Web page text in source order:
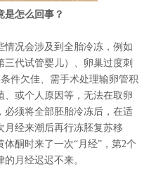
是怎么回事？
况会涉及到全胎冷冻，例如
代试管婴儿）、卵巢过度刺
件欠佳、需手术处理输卵管积
、或个人原因等，无法在取卵
必须将全部胚胎冷冻后，在适
月经来潮后再行冻胚复苏移
酮时来了一次“月经”，第2个
月经迟迟不来。